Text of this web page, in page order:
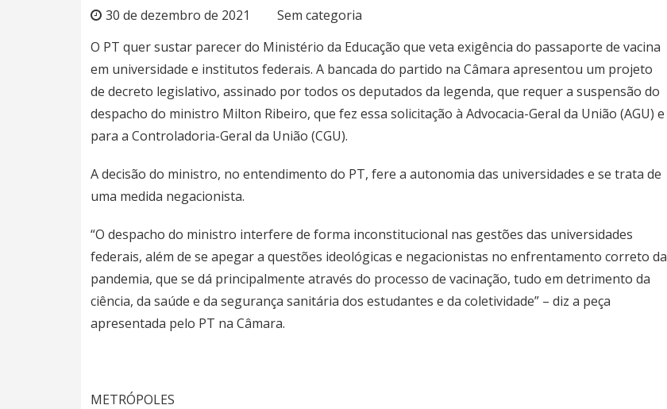
30 de dezembro de 2021
Sem categoria
O PT quer sustar parecer do Ministério da Educação que veta exigência do passaporte de vacina
em universidade e institutos federais. A bancada do partido na Câmara apresentou um projeto
de decreto legislativo, assinado por todos os deputados da legenda, que requer a suspensão do
despacho do ministro Milton Ribeiro, que fez essa solicitação à Advocacia-Geral da União (AGU) e
para a Controladoria-Geral da União (CGU).
A decisão do ministro, no entendimento do PT, fere a autonomia das universidades e se trata de
uma medida negacionista.
“O despacho do ministro interfere de forma inconstitucional nas gestões das universidades
federais, além de se apegar a questões ideológicas e negacionistas no enfrentamento correto da
pandemia, que se dá principalmente através do processo de vacinação, tudo em detrimento da
ciência, da saúde e da segurança sanitária dos estudantes e da coletividade” – diz a peça
apresentada pelo PT na Câmara.
METRÓPOLES